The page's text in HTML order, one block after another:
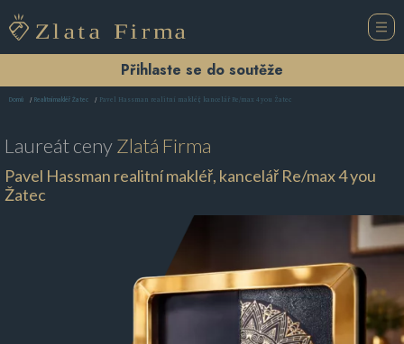
Přihlaste se do soutěže
Domů Realitní makléř Žatec Pavel Hassman realitní makléř, kancelář Re/max 4 you Žatec
Laureát cenyZlatá Firma
Pavel Hassman realitní makléř, kancelář Re/max 4 you
Žatec